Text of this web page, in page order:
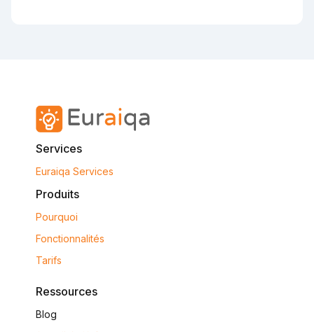
Services
Euraiqa Services
Produits
Pourquoi
Fonctionnalités
Tarifs
Ressources
Blog